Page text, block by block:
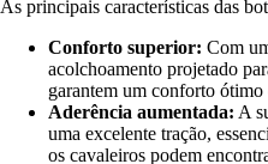
As principais características das
Conforto superior: Com
acolchoamento projetado
garantem um conforto
Aderência aumentada: A
uma excelente tração,
os cavaleiros podem